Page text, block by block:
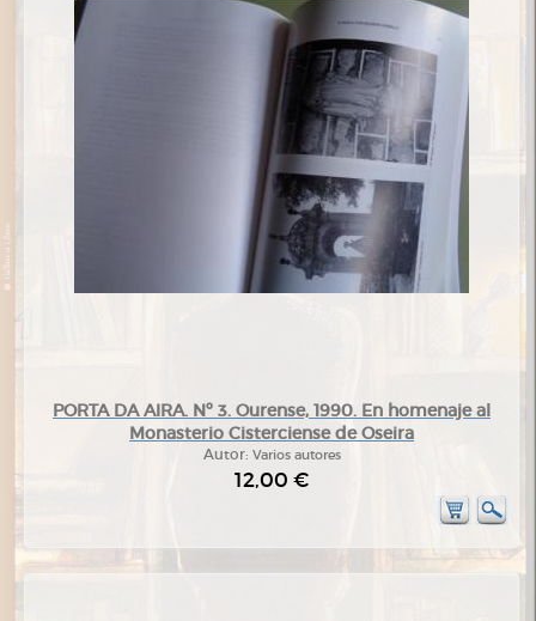
PORTA DA AIRA. Nº 3. Ourense, 1990. En homenaje al
Monasterio Cisterciense de Oseira
Autor: Varios autores
12,00 €